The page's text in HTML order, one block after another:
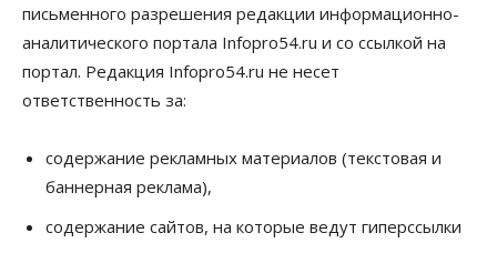
Общество Право&Порядок
Роспотребнадзор изъял почти полторы тонны
мяса в Новосибирской области
Расходы новосибирцев на спорт выросли на 40%
за полгода
07 Августа 2026, 14:35
письменного разрешения редакции информационно-
аналитического портала Infopro54.ru и со ссылкой на
портал. Редакция Infopro54.ru не несет
ответственность за:
содержание рекламных материалов (текстовая и
баннерная реклама),
содержание сайтов, на которые ведут гиперссылки